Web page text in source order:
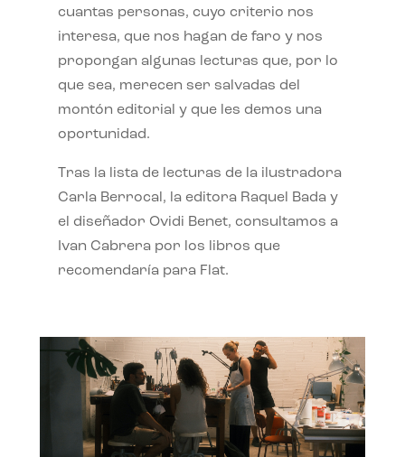
cuantas personas, cuyo criterio nos
interesa, que nos hagan de faro y nos
propongan algunas lecturas que, por lo
que sea, merecen ser salvadas del
montón editorial y que les demos una
oportunidad.
Tras la lista de lecturas de la ilustradora
Carla Berrocal, la editora Raquel Bada y
el diseñador Ovidi Benet, consultamos a
Ivan Cabrera por los libros que
recomendaría para Flat.